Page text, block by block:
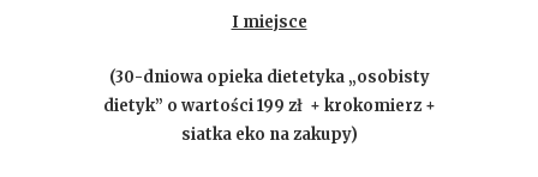
I miejsce
(30-dniowa opieka dietetyka „osobisty
dietyk” o wartości 199 zł + krokomierz +
siatka eko na zakupy)